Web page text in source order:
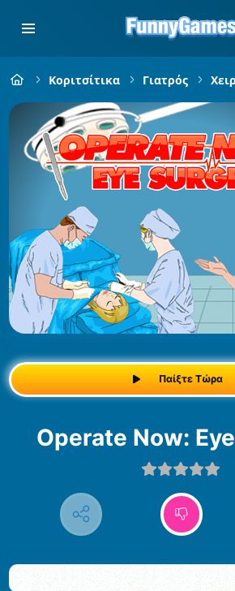
Κοριτσίτικα Γιατρός
Παίξτε Τώρα
Operate Now: